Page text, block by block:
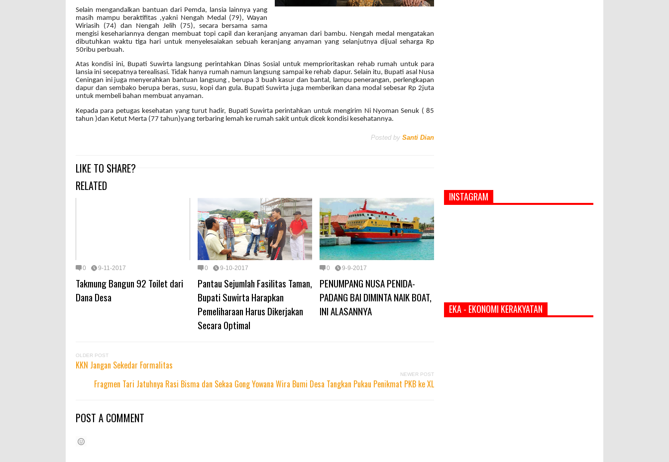
Selain mengandalkan bantuan dari Pemda, lansia lainnya yang
masih mampu beraktifitas ,yakni Nengah Medal (79), Wayan
Wiriasih (74) dan Nengah Jelih (75), secara bersama sama
mengisi kesehariannya dengan membuat topi capil dan keranjang anyaman dari bambu. Nengah medal mengatakan
dibutuhkan waktu tiga hari untuk menyelesaiakan sebuah keranjang anyaman yang selanjutnya dijual seharga Rp
50ribu perbuah.
Atas kondisi ini, Bupati Suwirta langsung perintahkan Dinas Sosial untuk memprioritaskan rehab rumah untuk para
lansia ini secepatnya terealisasi. Tidak hanya rumah namun langsung sampai ke rehab dapur. Selain itu, Bupati asal Nusa
Ceningan ini juga menyerahkan bantuan langsung , berupa 3 buah kasur dan bantal, lampu penerangan, perlengkapan
dapur dan sembako berupa beras, susu, kopi dan gula. Bupati Suwirta juga memberikan dana modal sebesar Rp 2juta
untuk membeli bahan membuat anyaman.
Kepada para petugas kesehatan yang turut hadir, Bupati Suwirta perintahkan untuk mengirim Ni Nyoman Senuk ( 85
tahun )dan Ketut Merta (77 tahun)yang terbaring lemah ke rumah sakit untuk dicek kondisi kesehatannya.
Posted by Santi Dian
LIKE TO SHARE?
RELATED
0 9-11-2017
Takmung Bangun 92 Toilet dari
Dana Desa
0 9-10-2017
Pantau Sejumlah Fasilitas Taman,
Bupati Suwirta Harapkan
Pemeliharaan Harus Dikerjakan
Secara Optimal
0 9-9-2017
PENUMPANG NUSA PENIDA-
PADANG BAI DIMINTA NAIK BOAT,
INI ALASANNYA
OLDER POST
KKN Jangan Sekedar Formalitas
NEWER POST
Fragmen Tari Jatuhnya Rasi Bisma dan Sekaa Gong Yowana Wira Bumi Desa Tangkan Pukau Penikmat PKB ke XL
POST A COMMENT
INSTAGRAM
EKA - EKONOMI KERAKYATAN